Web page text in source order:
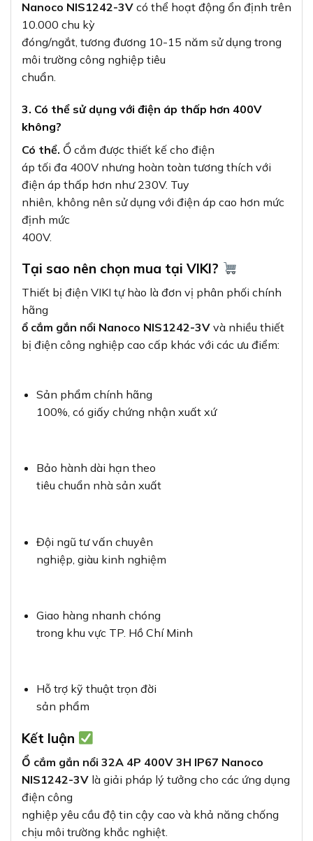
Nanoco NIS1242-3V có thể hoạt động ổn định trên
10.000 chu kỳ
đóng/ngắt, tương đương 10-15 năm sử dụng trong
môi trường công nghiệp tiêu
chuẩn.
3. Có thể sử dụng với điện áp thấp hơn 400V
không?
Có thể. Ổ cắm được thiết kế cho điện
áp tối đa 400V nhưng hoàn toàn tương thích với
điện áp thấp hơn như 230V. Tuy
nhiên, không nên sử dụng với điện áp cao hơn mức
định mức
400V.
Tại sao nên chọn mua tại VIKI?
Thiết bị điện VIKI tự hào là đơn vị phân phối chính
hãng
ổ cắm gắn nổi Nanoco NIS1242-3V và nhiều thiết
bị điện công nghiệp cao cấp khác với các ưu điểm:
Sản phẩm chính hãng
100%, có giấy chứng nhận xuất xứ
Bảo hành dài hạn theo
tiêu chuẩn nhà sản xuất
Đội ngũ tư vấn chuyên
nghiệp, giàu kinh nghiệm
Giao hàng nhanh chóng
trong khu vực TP. Hồ Chí Minh
Hỗ trợ kỹ thuật trọn đời
sản phẩm
Kết luận
Ổ cắm gắn nổi 32A 4P 400V 3H IP67 Nanoco
NIS1242-3V là giải pháp lý tưởng cho các ứng dụng
điện công
nghiệp yêu cầu độ tin cậy cao và khả năng chống
chịu môi trường khắc nghiệt.